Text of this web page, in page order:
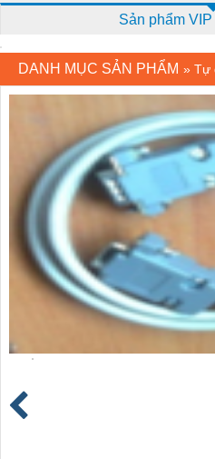
Sản phẩm
DANH MỤC SẢN PHẨM » Tự